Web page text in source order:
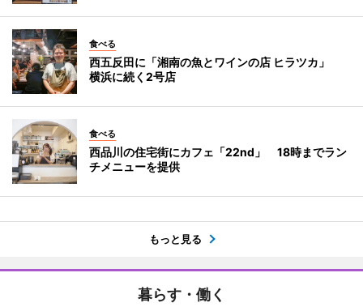
食べる
西五反田に「湘南の魚とワインの店 ヒラツカ」
横浜に続く2号店
食べる
西品川の住宅街にカフェ「22nd」 18時までラン
チメニューを提供
もっと見る
暮らす・働く